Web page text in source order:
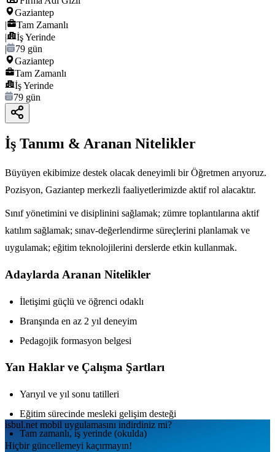
Gaziantep
|
Tam Zamanlı
|
İş Yerinde
|
79 gün
Gaziantep
Tam Zamanlı
İş Yerinde
79 gün
İş Tanımı & Aranan Nitelikler
Büyüyen ekibimize destek olacak deneyimli bir Öğretmen arıyoruz.
Pozisyon, Gaziantep merkezli faaliyetlerimizde aktif rol alacaktır.
Sınıf yönetimini ve disiplinini sağlamak; zümre toplantılarına aktif
katılım sağlamak; sınav-değerlendirme süreçlerini planlamak ve
uygulamak; eğitim teknolojilerini derslerde etkin kullanmak.
Adaylarda Aranan Nitelikler
İletişimi güçlü ve öğrenci odaklı
Branşında en az 2 yıl deneyim
Pedagojik formasyon belgesi
Yan Haklar ve Çalışma Şartları
Yarıyıl ve yıl sonu tatilleri
Eğitim sürecinde mesleki gelişim desteği
Tam zamanlı, iş yerinde (okulda)
isbul.net mobil uygulamаsını indirdiniz mi?
Hiçbir güncellemeyi kaçırmayın!